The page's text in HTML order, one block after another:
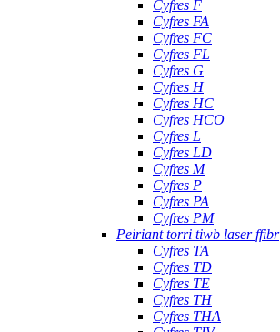
Cyfres F
Cyfres FA
Cyfres FC
Cyfres FL
Cyfres G
Cyfres H
Cyfres HC
Cyfres HCO
Cyfres L
Cyfres LD
Cyfres M
Cyfres P
Cyfres PA
Cyfres PM
Peiriant torri tiwb laser ffibr
Cyfres TA
Cyfres TD
Cyfres TE
Cyfres TH
Cyfres THA